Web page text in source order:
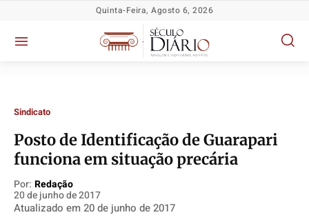
Política
Socioeconômicas
TV Século
Justiça
Política
Socioeconômicas
TV Século
Justiça
Política
Socioeconômicas
TV Século
Justiça
Política
Socioeconômicas
TV Século
Justiça
Quinta-Feira, Agosto 6, 2026
Sindicato
Posto de Identificação de Guarapari
funciona em situação precária
Por: Redação
20 de junho de 2017
Atualizado em 20 de junho de 2017